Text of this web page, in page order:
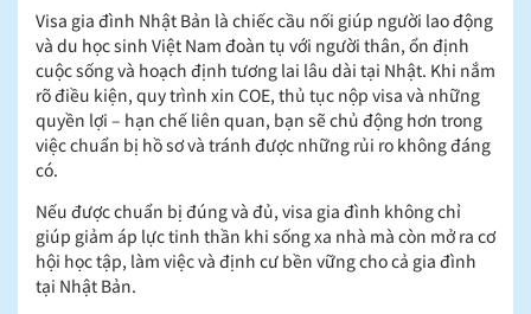
Visa gia đình Nhật Bản là chiếc cầu nối giúp người lao động
và du học sinh Việt Nam đoàn tụ với người thân, ổn định
cuộc sống và hoạch định tương lai lâu dài tại Nhật. Khi nắm
rõ điều kiện, quy trình xin COE, thủ tục nộp visa và những
quyền lợi – hạn chế liên quan, bạn sẽ chủ động hơn trong
việc chuẩn bị hồ sơ và tránh được những rủi ro không đáng
có.
Nếu được chuẩn bị đúng và đủ, visa gia đình không chỉ
giúp giảm áp lực tinh thần khi sống xa nhà mà còn mở ra cơ
hội học tập, làm việc và định cư bền vững cho cả gia đình
tại Nhật Bản.